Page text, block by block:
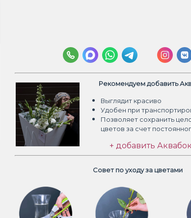
Рекомендуем добавить
Выглядит красиво
Удобен при
Позволяет сохранить
цветов за счет
+ добавить
Совет по уходу за цветами